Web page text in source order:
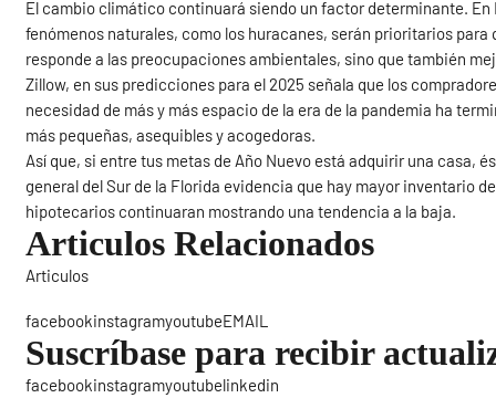
El cambio climático continuará siendo un factor determinante.
fenómenos naturales, como los huracanes, serán prioritarios
responde a las preocupaciones ambientales, sino que también
Zillow, en sus predicciones para el 2025 señala que los
necesidad de más y más espacio de la era de la pandemia ha
más pequeñas, asequibles y acogedoras.
Así que, si entre tus metas de Año Nuevo está adquirir una casa,
general del Sur de la Florida evidencia que hay mayor inventario
hipotecarios continuaran mostrando una tendencia a la baja.
Articulos Relacionados
Articulos
facebookinstagramyoutubeEMAIL
Suscríbase para recibir
facebookinstagramyoutubelinkedin